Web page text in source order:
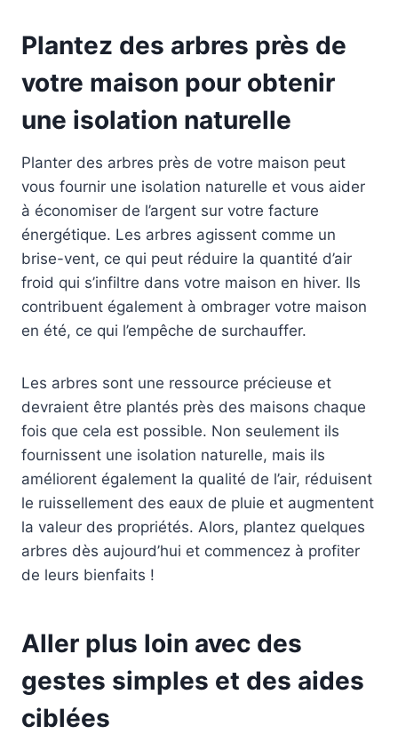
Plantez des arbres près de
votre maison pour obtenir
une isolation naturelle
Planter des arbres près de votre maison peut
vous fournir une isolation naturelle et vous aider
à économiser de l’argent sur votre facture
énergétique. Les arbres agissent comme un
brise-vent, ce qui peut réduire la quantité d’air
froid qui s’infiltre dans votre maison en hiver. Ils
contribuent également à ombrager votre maison
en été, ce qui l’empêche de surchauffer.
Les arbres sont une ressource précieuse et
devraient être plantés près des maisons chaque
fois que cela est possible. Non seulement ils
fournissent une isolation naturelle, mais ils
améliorent également la qualité de l’air, réduisent
le ruissellement des eaux de pluie et augmentent
la valeur des propriétés. Alors, plantez quelques
arbres dès aujourd’hui et commencez à profiter
de leurs bienfaits !
Aller plus loin avec des
gestes simples et des aides
ciblées